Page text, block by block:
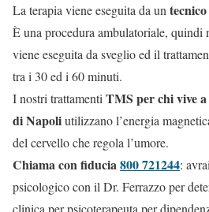
La terapia viene eseguita da un
È una procedura ambulatoriale, quindi
viene eseguita da sveglio ed il
tra i 30 ed i 60 minuti.
I nostri trattamentiTMS per chi vive
di Napoliutilizzano l’energia
del cervello che regola l’umore.
Chiama con fiducia800 721244:
psicologico con il Dr. Ferrazzo per
clinica per psicoterapeuta per